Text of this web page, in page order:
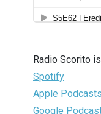
Radio Scorito
Spotify
Apple Podcasts
Google